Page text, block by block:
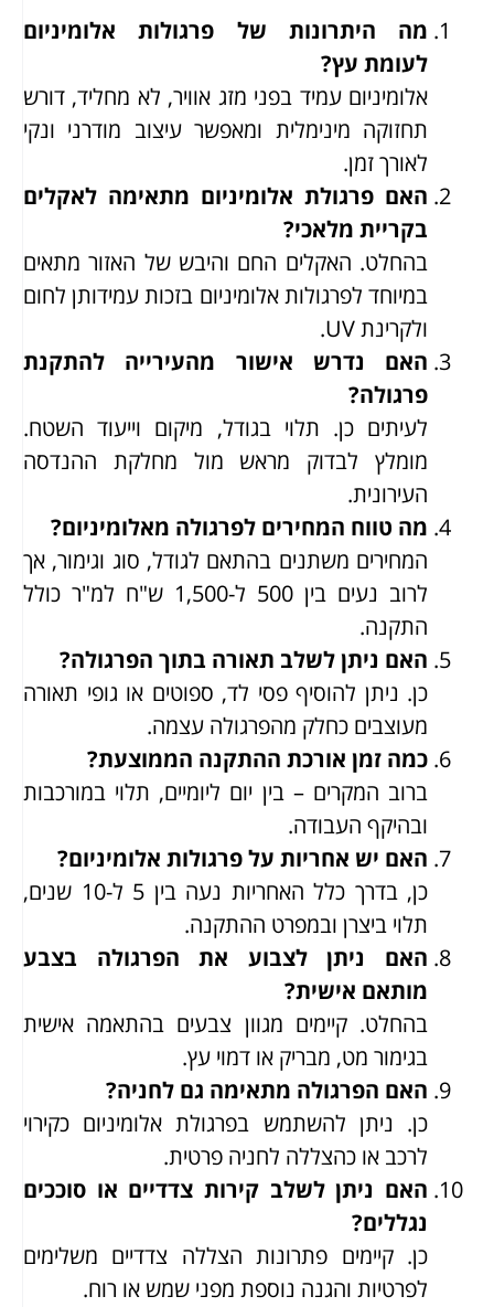
מה היתרונות של פרגולות אלומיניום
לעומת עץ?
אלומיניום עמיד בפני מזג אוויר, לא מחליד, דורש
תחזוקה מינימלית ומאפשר עיצוב מודרני ונקי
לאורך זמן.
האם פרגולת אלומיניום מתאימה לאקלים
בקריית מלאכי?
בהחלט. האקלים החם והיבש של האזור מתאים
במיוחד לפרגולות אלומיניום בזכות עמידותן לחום
ולקרינת UV.
האם נדרש אישור מהעירייה להתקנת
פרגולה?
לעיתים כן. תלוי בגודל, מיקום וייעוד השטח.
מומלץ לבדוק מראש מול מחלקת ההנדסה
העירונית.
מה טווח המחירים לפרגולה מאלומיניום?
המחירים משתנים בהתאם לגודל, סוג וגימור, אך
לרוב נעים בין 500 ל-1,500 ש"ח למ"ר כולל
התקנה.
האם ניתן לשלב תאורה בתוך הפרגולה?
כן. ניתן להוסיף פסי לד, ספוטים או גופי תאורה
מעוצבים כחלק מהפרגולה עצמה.
כמה זמן אורכת ההתקנה הממוצעת?
ברוב המקרים – בין יום ליומיים, תלוי במורכבות
ובהיקף העבודה.
האם יש אחריות על פרגולות אלומיניום?
כן, בדרך כלל האחריות נעה בין 5 ל-10 שנים,
תלוי ביצרן ובמפרט ההתקנה.
האם ניתן לצבוע את הפרגולה בצבע
מותאם אישית?
בהחלט. קיימים מגוון צבעים בהתאמה אישית
בגימור מט, מבריק או דמוי עץ.
האם הפרגולה מתאימה גם לחניה?
כן. ניתן להשתמש בפרגולת אלומיניום כקירוי
לרכב או כהצללה לחניה פרטית.
האם ניתן לשלב קירות צדדיים או סוככים
נגללים?
כן. קיימים פתרונות הצללה צדדיים משלימים
לפרטיות והגנה נוספת מפני שמש או רוח.